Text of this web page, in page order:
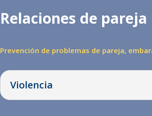
Relaciones de pareja
Prevención de problemas de pareja,
Violencia